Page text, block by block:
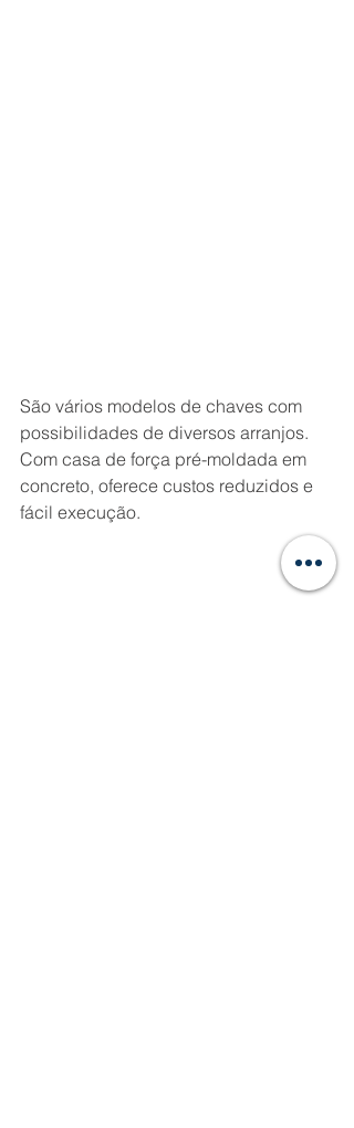
São vários modelos de chaves com
possibilidades de diversos arranjos.
Com casa de força pré-moldada em
concreto, oferece custos reduzidos e
fácil execução.